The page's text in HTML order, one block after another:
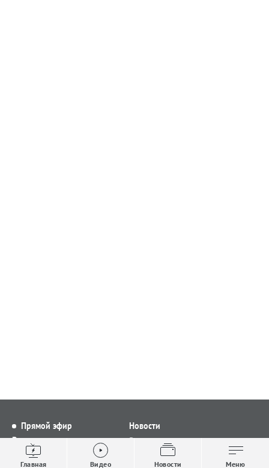
Прямой эфир
Видео
Выпуски новостей
Новости
Все новости
Общество
Главная Видео Новости Меню